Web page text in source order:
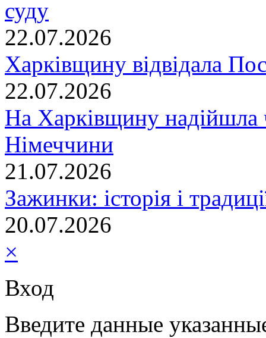
суду
22.07.2026
Харківщину відвідала
22.07.2026
На Харківщину надійшла
Німеччини
21.07.2026
Зажинки: історія і
20.07.2026
×
Вход
Введите данные